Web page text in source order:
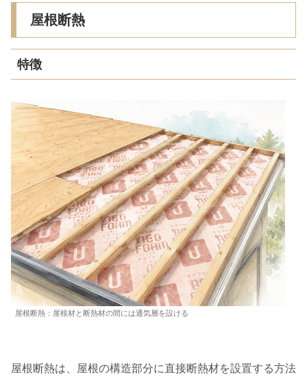
屋根断熱
特徴
屋根断熱：屋根材と断熱材の間には通気層を設ける
屋根断熱は、屋根の構造部分に直接断熱材を設置する方法